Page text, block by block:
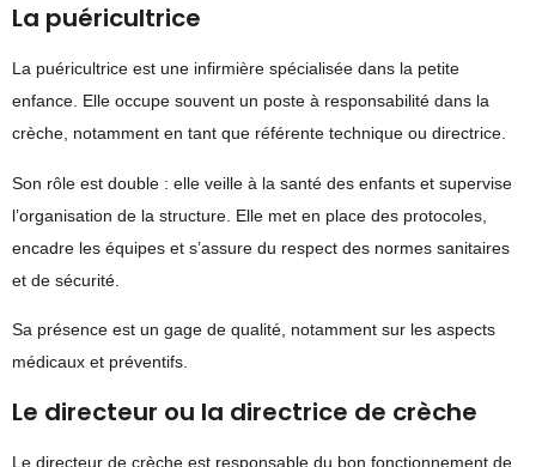
La puéricultrice
La puéricultrice est une infirmière spécialisée dans la petite
enfance. Elle occupe souvent un poste à responsabilité dans la
crèche, notamment en tant que référente technique ou directrice.
Son rôle est double : elle veille à la santé des enfants et supervise
l’organisation de la structure. Elle met en place des protocoles,
encadre les équipes et s’assure du respect des normes sanitaires
et de sécurité.
Sa présence est un gage de qualité, notamment sur les aspects
médicaux et préventifs.
Le directeur ou la directrice de crèche
Le directeur de crèche est responsable du bon fonctionnement de